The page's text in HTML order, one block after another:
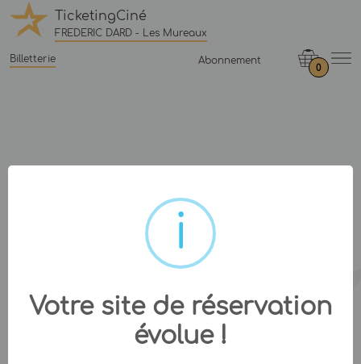
TicketingCiné
FREDERIC DARD - Les Mureaux
Billetterie Abonnement
0
Votre site de réservation
évolue !